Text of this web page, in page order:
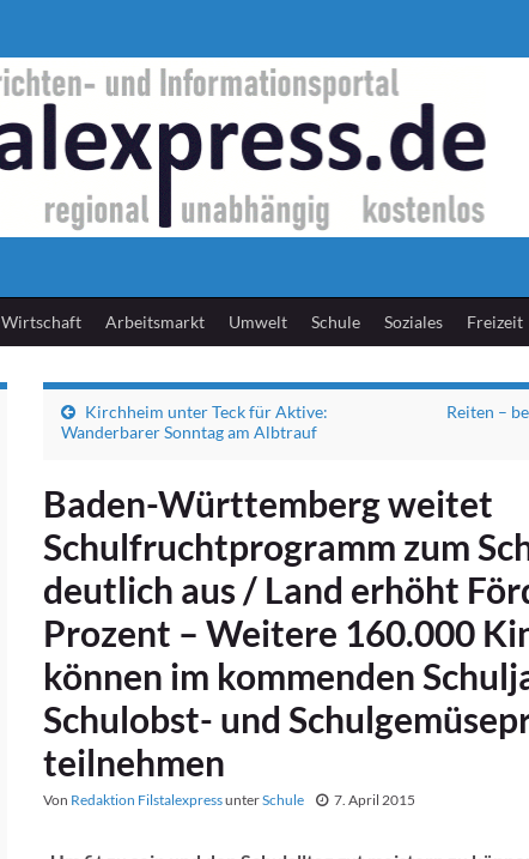
Wirtschaft Arbeitsmarkt Umwelt Schule Soziales Freizeit
Kirchheim unter Teck für Aktive:
Wanderbarer Sonntag am Albtrauf
Reiten –
Baden-Württemberg weitet
Schulfruchtprogramm zum
deutlich aus / Land erhöht
Prozent – Weitere 160.000
können im kommenden
Schulobst- und
teilnehmen
Von Redaktion FilstalexpressunterSchule 7. April 2015